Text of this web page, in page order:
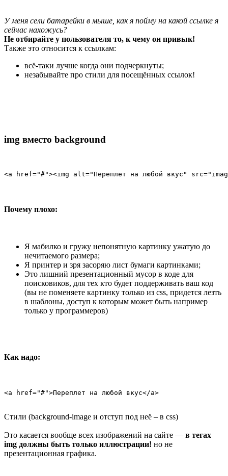
У меня сели батарейки в мыше, как я пойму на какой ссылке я
сейчас нахожусь?
Не отбирайте у пользователя то, к чему он привык!
Также это относится к ссылкам:
всё-таки лучше когда они подчеркнуты;
незабывайте про стили для посещённых ссылок!
img вместо background
<a href="#"><img alt="Переплет на любой вкус"
Почему плохо:
Я мабилко и гружу непонятную картинку ужатую до
нечитаемого размера;
Я принтер и зря засоряю лист бумаги картинками;
Это лишний презентационный мусор в коде для
поисковиков, для тех кто будет поддерживать ваш код
(вы не поменяете картинку только из css, придется лезть
в шаблоны, доступ к которым может быть например
только у программеров)
Как надо:
<a href="#">Переплет на любой вкус</a>
Стили (background-image и отступ под неё – в css)
Это касается вообще всех изображений на сайте — в тегах
img должны быть только иллюстрации! но не
презентационная графика.